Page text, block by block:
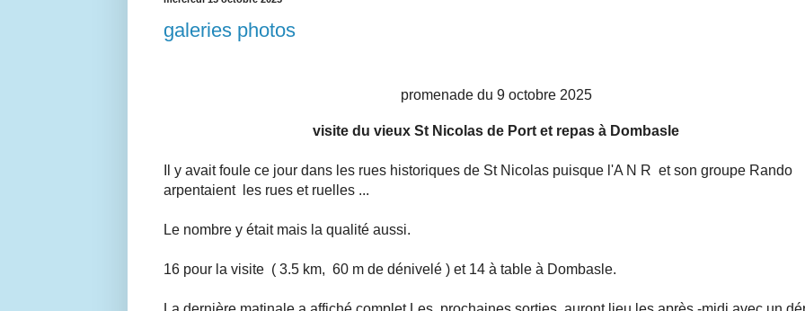
galeries photos
promenade du 9 octobre 2025
visite du vieux St Nicolas de Port et repas à Dombasle
Il y avait foule ce jour dans les rues historiques de St Nicolas puisque l'A N R et son groupe Rando
arpentaient les rues et ruelles ...
Le nombre y était mais la qualité aussi.
16 pour la visite ( 3.5 km, 60 m de dénivelé ) et 14 à table à Dombasle.